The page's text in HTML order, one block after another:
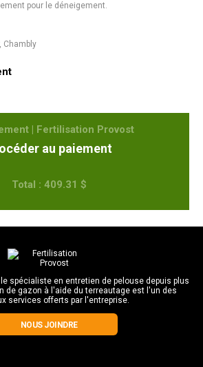
pour le déneigement.
Chambly
| Fertilisation Provost
au paiement
Total : 409.31 $
spécialiste en entretien de pelouse depuis plus
de gazon à l'aide du terreautage est l'un des
services offerts par l'entreprise.
NOUS JOINDRE